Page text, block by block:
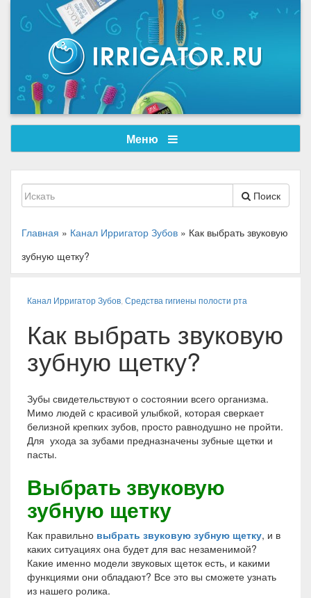
Меню
Поиск
Главная » Канал Ирригатор Зубов » Как выбрать звуковую
зубную щетку?
Канал Ирригатор Зубов Средства гигиены полости рта
Как выбрать звуковую
зубную щетку?
Зубы свидетельствуют о состоянии всего организма.
Мимо людей с красивой улыбкой, которая сверкает
белизной крепких зубов, просто равнодушно не пройти.
Для ухода за зубами предназначены зубные щетки и
пасты.
Выбрать звуковую
зубную щетку
Как правильно выбрать звуковую зубную щетку, и в
каких ситуациях она будет для вас незаменимой?
Какие именно модели звуковых щеток есть, и какими
функциями они обладают? Все это вы сможете узнать
из нашего ролика.